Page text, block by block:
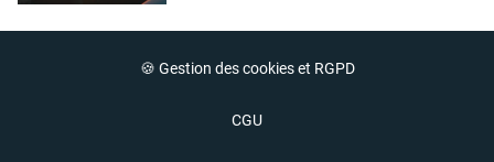
🍪 Gestion des cookies et RGPD
CGU